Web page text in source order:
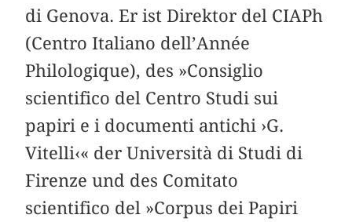
di Genova. Er ist Direktor del CIAPh
(Centro Italiano dell’Année
Philologique), des »Consiglio
scientifico del Centro Studi sui
papiri e i documenti antichi ›G.
Vitelli‹« der Università di Studi di
Firenze und des Comitato
scientifico del »Corpus dei Papiri